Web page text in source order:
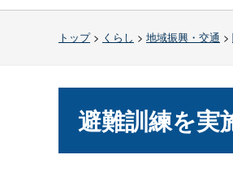
トップ> くらし > 地域振興・交通 >
避難訓練を実